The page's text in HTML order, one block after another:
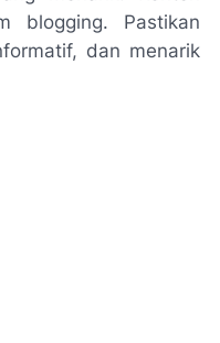
blogging. Pastikan
dan menarik